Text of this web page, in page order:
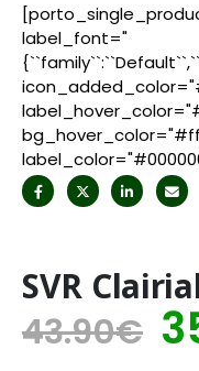
label_font="
SVR
43.90€